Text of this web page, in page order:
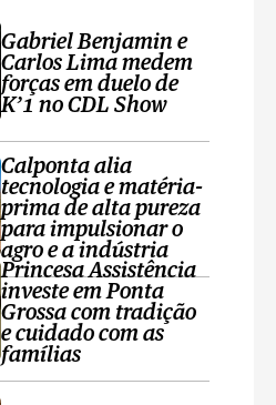
Gabriel Benjamin e
Carlos Lima medem
forças em duelo de
K’1 no CDL Show
Calponta alia
tecnologia e matéria-
prima de alta pureza
para impulsionar o
agro e a indústria
Princesa Assistência
investe em Ponta
Grossa com tradição
e cuidado com as
famílias